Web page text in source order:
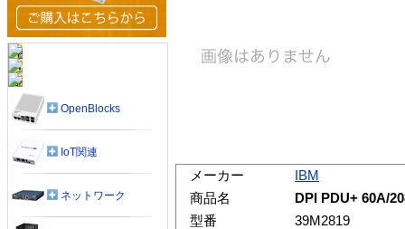
メーカー
IBM
商品名
DPI PDU+ 60A/
型番
39M2819
OpenBlocks
IoT関連
ネットワーク